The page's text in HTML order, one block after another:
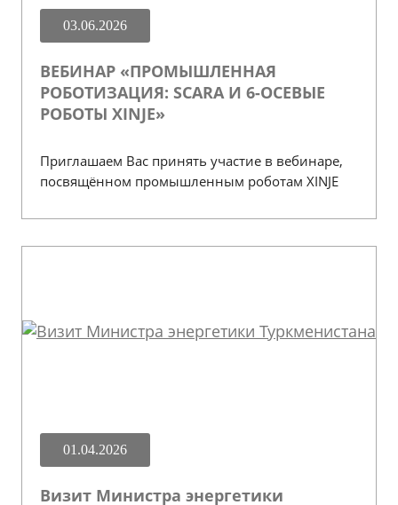
03.06.2026
ВЕБИНАР «ПРОМЫШЛЕННАЯ
РОБОТИЗАЦИЯ: SCARA И 6-ОСЕВЫЕ
РОБОТЫ XINJE»
Приглашаем Вас принять участие в вебинаре,
посвящённом промышленным роботам XINJE
01.04.2026
Визит Министра энергетики